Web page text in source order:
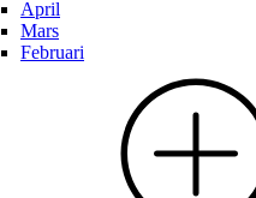
April
Mars
Februari